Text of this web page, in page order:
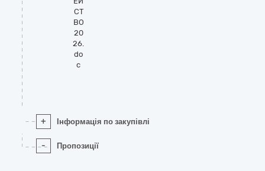
СТ
ВО
20
26.
do
c
+ Інформація по закупівлі
- Пропозиції